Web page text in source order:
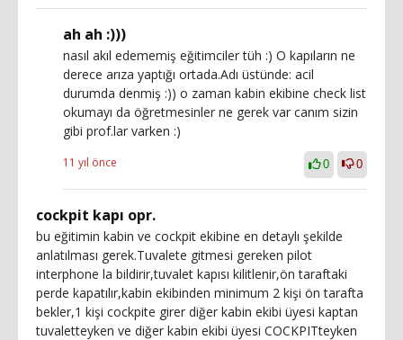
ah ah :)))
nasıl akıl edememiş eğitimciler tüh :) O kapıların ne
derece arıza yaptığı ortada.Adı üstünde: acil
durumda denmiş :)) o zaman kabin ekibine check list
okumayı da öğretmesinler ne gerek var canım sizin
gibi prof.lar varken :)
11 yıl önce 0 0
cockpit kapı opr.
bu eğitimin kabin ve cockpit ekibine en detaylı şekilde
anlatılması gerek.Tuvalete gitmesi gereken pilot
interphone la bildirir,tuvalet kapısı kilitlenir,ön taraftaki
perde kapatılır,kabin ekibinden minimum 2 kişi ön tarafta
bekler,1 kişi cockpite girer diğer kabin ekibi üyesi kaptan
tuvaletteyken ve diğer kabin ekibi üyesi COCKPITteyken